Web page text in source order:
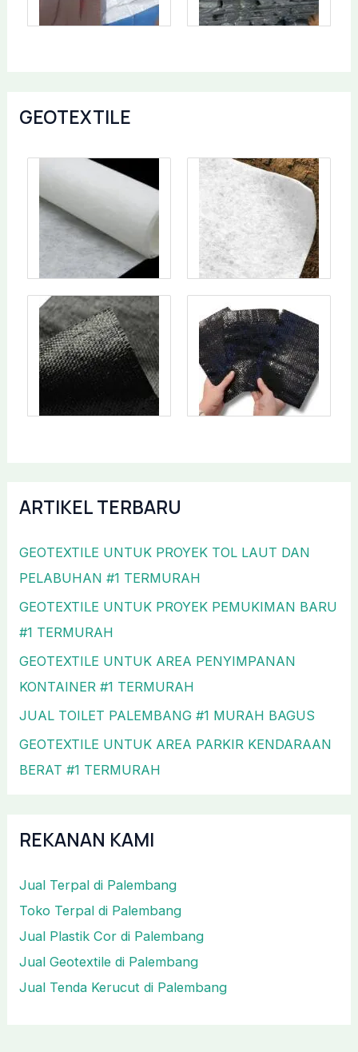
GEOTEXTILE
ARTIKEL TERBARU
GEOTEXTILE UNTUK PROYEK TOL LAUT DAN
PELABUHAN #1 TERMURAH
GEOTEXTILE UNTUK PROYEK PEMUKIMAN BARU
#1 TERMURAH
GEOTEXTILE UNTUK AREA PENYIMPANAN
KONTAINER #1 TERMURAH
JUAL TOILET PALEMBANG #1 MURAH BAGUS
GEOTEXTILE UNTUK AREA PARKIR KENDARAAN
BERAT #1 TERMURAH
REKANAN KAMI
Jual Terpal di Palembang
Toko Terpal di Palembang
Jual Plastik Cor di Palembang
Jual Geotextile di Palembang
Jual Tenda Kerucut di Palembang